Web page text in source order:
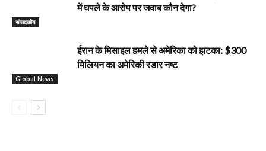
‎संपादकीय
में घपले के आरोप पर जवाब कौन देगा?
Global News
ईरान के मिसाइल हमले से अमेरिका को झटका: $300
मिलियन का अमेरिकी रडार नष्ट